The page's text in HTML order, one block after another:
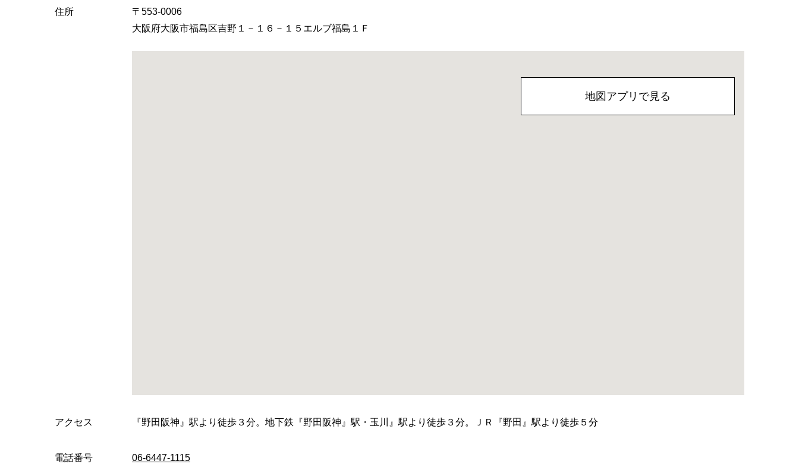
住所
〒553-0006
大阪府大阪市福島区吉野１－１６－１５エルブ福島１Ｆ
地図アプリで見る
アクセス 『野田阪神』駅より徒歩３分。地下鉄『野田阪神』駅・玉川』駅より徒歩３分。ＪＲ『野田』駅より徒歩５分
電話番号 06-6447-1115